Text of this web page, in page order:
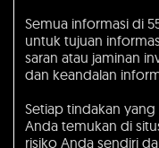
Semua informasi di
untuk tujuan
saran atau jaminan
dan keandalan
Setiap tindakan
Anda temukan di
risiko Anda sendiri